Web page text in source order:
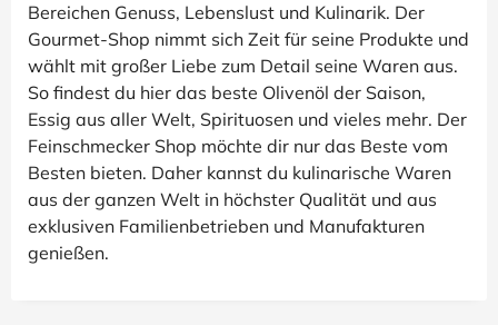
Bereichen Genuss, Lebenslust und Kulinarik. Der
Gourmet-Shop nimmt sich Zeit für seine Produkte und
wählt mit großer Liebe zum Detail seine Waren aus.
So findest du hier das beste Olivenöl der Saison,
Essig aus aller Welt, Spirituosen und vieles mehr. Der
Feinschmecker Shop möchte dir nur das Beste vom
Besten bieten. Daher kannst du kulinarische Waren
aus der ganzen Welt in höchster Qualität und aus
exklusiven Familienbetrieben und Manufakturen
genießen.